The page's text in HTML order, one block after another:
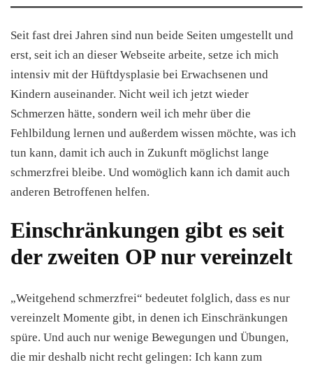
Seit fast drei Jahren sind nun beide Seiten umgestellt und
erst, seit ich an dieser Webseite arbeite, setze ich mich
intensiv mit der Hüftdysplasie bei Erwachsenen und
Kindern auseinander. Nicht weil ich jetzt wieder
Schmerzen hätte, sondern weil ich mehr über die
Fehlbildung lernen und außerdem wissen möchte, was ich
tun kann, damit ich auch in Zukunft möglichst lange
schmerzfrei bleibe. Und womöglich kann ich damit auch
anderen Betroffenen helfen.
Einschränkungen gibt es seit
der zweiten OP nur vereinzelt
„Weitgehend schmerzfrei“ bedeutet folglich, dass es nur
vereinzelt Momente gibt, in denen ich Einschränkungen
spüre. Und auch nur wenige Bewegungen und Übungen,
die mir deshalb nicht recht gelingen: Ich kann zum